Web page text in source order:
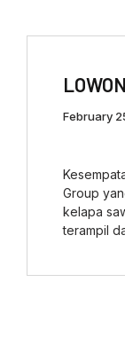
February
Group
kelapa
terampil